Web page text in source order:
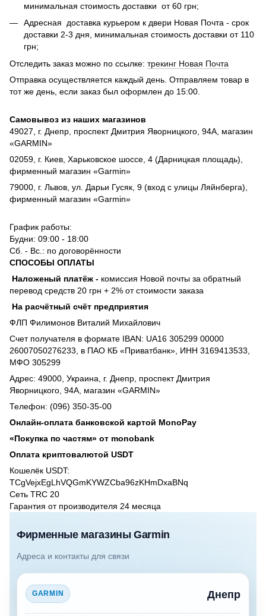
минимальная стоимость доставки от 60 грн;
Адресная доставка курьером к двери Новая Почта - срок
доставки 2-3 дня, минимальная стоимость доставки от 110
грн;
Отследить заказ можно по ссылке: трекинг Новая Почта
Отправка осуществляется каждый день. Отправляем товар в
тот же день, если заказ был оформлен до 15:00.
Самовывоз из наших магазинов
49027, г. Днепр, проспект Дмитрия Яворницкого, 94А, магазин
«GARMIN»
02059, г. Киев, Харьковское шоссе, 4 (Дарницкая площадь),
фирменный магазин «Garmin»
79000, г. Львов, ул. Дарьи Гусяк, 9 (вход с улицы Ляйнберга),
фирменный магазин «Garmin»
График работы:
Будни: 09:00 - 18:00
Сб. - Вс.: по договорённости
СПОСОБЫ ОПЛАТЫ
Наложеный платёж - комиссия Новой почты за обратный
перевод средств 20 грн + 2% от стоимости заказа
На расчётный счёт предприятия
ФЛП Филимонов Виталий Михайлович
Счет получателя в формате IBAN: UA16 305299 00000
26007050276233, в ПАО КБ «Приватбанк», ИНН 3169413533,
МФО 305299
Адрес: 49000, Украина, г. Днепр, проспект Дмитрия
Яворницкого, 94А, магазин «GARMIN»
Телефон: (096) 350-35-00
Онлайн-оплата банковской картой MonoPay
«Покупка по частям» от monobank
Оплата криптовалютой USDT
Кошелёк USDT:
TCgVejxEgLhVQGmKYWZCba96zKHmDxaBNq
Сеть TRC 20
Гарантия от производителя 24 месяцa
Фирменные магазины Garmin
Адреса и контакты для связи
GARMIN Днепр